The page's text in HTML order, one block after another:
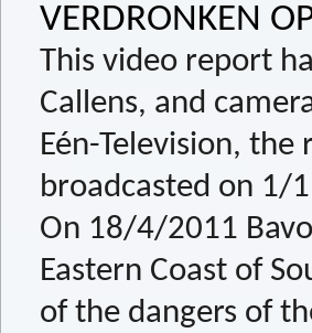
VERDRONKEN
This video report
Callens, and
Eén-Television,
broadcasted on 1/
On 18/4/2011
Eastern Coast of
of the dangers of